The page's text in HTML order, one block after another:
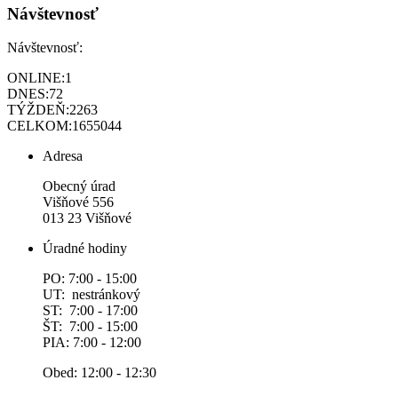
Návštevnosť
Návštevnosť:
ONLINE:1
DNES:72
TÝŽDEŇ:2263
CELKOM:1655044
Adresa
Obecný úrad
Višňové 556
013 23 Višňové
Úradné hodiny
PO: 7:00 - 15:00
UT: nestránkový
ST: 7:00 - 17:00
ŠT: 7:00 - 15:00
PIA: 7:00 - 12:00
Obed: 12:00 - 12:30